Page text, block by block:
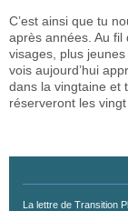
C’est ainsi que tu
après années. Au
visages, plus
vois aujourd’hui
dans la vingtaine et
réserveront les
La lettre de Transition